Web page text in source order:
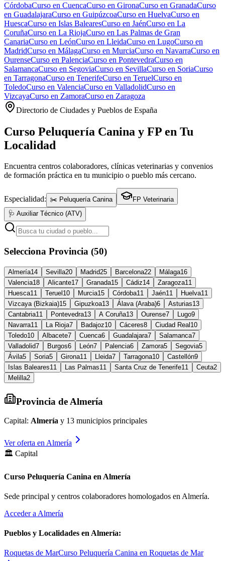
CórdobaCurso en CuencaCurso en GironaCurso en GranadaCurso
en GuadalajaraCurso en GuipúzcoaCurso en HuelvaCurso en
HuescaCurso en Islas BalearesCurso en JaénCurso en La
CoruñaCurso en La RiojaCurso en Las Palmas de Gran
CanariaCurso en LeónCurso en LleidaCurso en LugoCurso en
MadridCurso en MálagaCurso en MurciaCurso en NavarraCurso en
OurenseCurso en PalenciaCurso en PontevedraCurso en
SalamancaCurso en SegoviaCurso en SevillaCurso en SoriaCurso
en TarragonaCurso en TenerifeCurso en TeruelCurso en
ToledoCurso en ValenciaCurso en ValladolidCurso en
VizcayaCurso en ZamoraCurso en Zaragoza
Directorio de Ciudades y Pueblos de España
Curso Peluquería Canina y FP en Tu
Localidad
Encuentra centros colaboradores, clínicas veterinarias y convenios
de formación práctica en tu municipio o pueblo más cercano.
Especialidad: ✂️ Peluquería Canina
FP Veterinaria
🩺 Auxiliar Técnico (ATV)
Selecciona Provincia (50)
Almería14 Sevilla20 Madrid25 Barcelona22 Málaga16
Valencia18 Alicante17 Granada15 Cádiz14 Zaragoza11
Huesca11 Teruel 10 Murcia15 Córdoba11 Jaén11 Huelva11
Vizcaya (Bizkaia)15 Gipuzkoa13 Álava (Araba)6 Asturias13
Cantabria11 Pontevedra13 A Coruña13 Ourense7 Lugo9
Navarra11 La Rioja7 Badajoz10 Cáceres8 Ciudad Real 10
Toledo10 Albacete7 Cuenca6 Guadalajara7 Salamanca7
Valladolid7 Burgos6 León7 Palencia6 Zamora5 Segovia5
Ávila5 Soria5 Girona11 Lleida7 Tarragona10 Castellón9
Islas Baleares11 Las Palmas11 Santa Cruz de Tenerife11 Ceuta2
Melilla2
Provincia de Almería
Capital: Almería y 13 municipios principales
Ver oferta en Almería
🏛️ Capital
Curso Peluquería Canina en Almería
Sede principal y centros colaboradores homologados en Almería.
Acceder a Almería
Pueblos y Localidades en Almería:
Roquetas de MarCurso Peluquería Canina en Roquetas de Mar